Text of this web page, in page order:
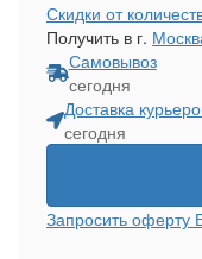
Скидки от
Получить в г.
Самовывоз
сегодня
Доставка
сегодня
Запросить